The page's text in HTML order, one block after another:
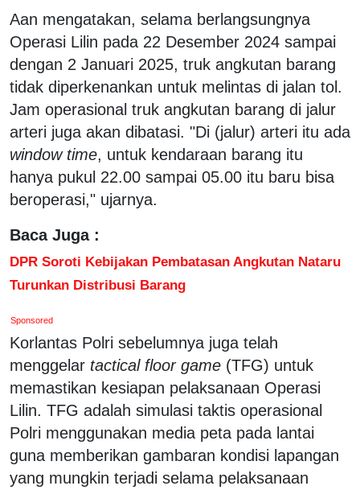
Aan mengatakan, selama berlangsungnya
Operasi Lilin pada 22 Desember 2024 sampai
dengan 2 Januari 2025, truk angkutan barang
tidak diperkenankan untuk melintas di jalan tol.
Jam operasional truk angkutan barang di jalur
arteri juga akan dibatasi. "Di (jalur) arteri itu ada
window time, untuk kendaraan barang itu
hanya pukul 22.00 sampai 05.00 itu baru bisa
beroperasi," ujarnya.
Baca Juga :
DPR Soroti Kebijakan Pembatasan Angkutan Nataru
Turunkan Distribusi Barang
Sponsored
Korlantas Polri sebelumnya juga telah
menggelar tactical floor game (TFG) untuk
memastikan kesiapan pelaksanaan Operasi
Lilin. TFG adalah simulasi taktis operasional
Polri menggunakan media peta pada lantai
guna memberikan gambaran kondisi lapangan
yang mungkin terjadi selama pelaksanaan